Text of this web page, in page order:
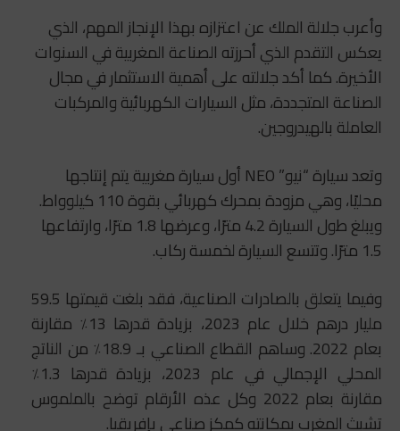
وأعرب جلالة الملك عن اعتزازه بهذا الإنجاز المهم، الذي
يعكس التقدم الذي أحرزته الصناعة المغربية في السنوات
الأخيرة. كما أكد جلالته على أهمية الاستثمار في مجال
الصناعة المتجددة، مثل السيارات الكهربائية والمركبات
العاملة بالهيدروجين.
وتعد سيارة “نيو” NEO أول سيارة مغربية يتم إنتاجها
محليًا، وهي مزودة بمحرك كهربائي بقوة 110 كيلوواط.
ويبلغ طول السيارة 4.2 مترًا، وعرضها 1.8 مترًا، وارتفاعها
1.5 مترًا. وتتسع السيارة لخمسة ركاب.
وفيما يتعلق بالصادرات الصناعية، فقد بلغت قيمتها 59.5
مليار درهم خلال عام 2023، بزيادة قدرها 13٪ مقارنة
بعام 2022. وساهم القطاع الصناعي بـ 18.9٪ من الناتج
المحلي الإجمالي في عام 2023، بزيادة قدرها 1.3٪
مقارنة بعام 2022 وكل عذه الأرقام توضح بالملموس
تشبث المغرب بمكانته كمكز صناعي بإفريقيا.